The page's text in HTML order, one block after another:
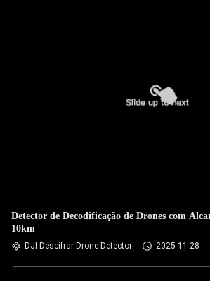
Detector de Decodificação de Drones com
10km
DJI Descifrar Drone Detector 2025-11-28